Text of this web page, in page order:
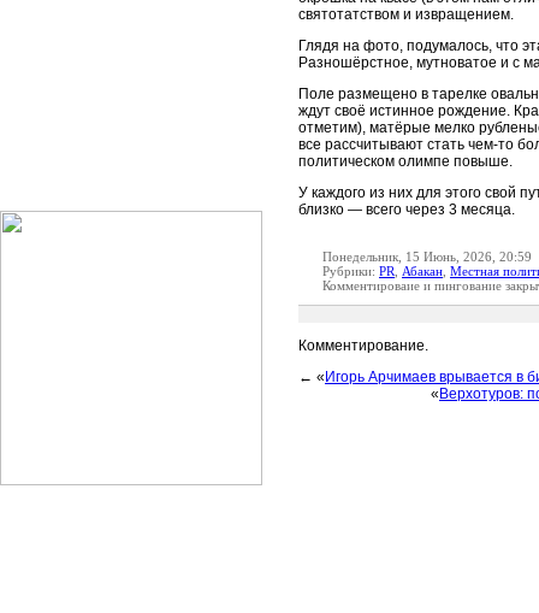
святотатством и извращением.
Глядя на фото, подумалось, что
Разношёрстное, мутноватое и с
Поле размещено в тарелке
ждут своё истинное рождение.
отметим), матёрые мелко
все рассчитывают стать чем-то
политическом олимпе повыше.
У каждого из них для этого свой
близко — всего через 3 месяца.
Понедельник, 15 Июнь, 2026, 20:59
Рубрики: PR Абакан Местная
Комментироваие и пингование
Комментирование.
← « Игорь Арчимаев врывается в
« Верхотуров: